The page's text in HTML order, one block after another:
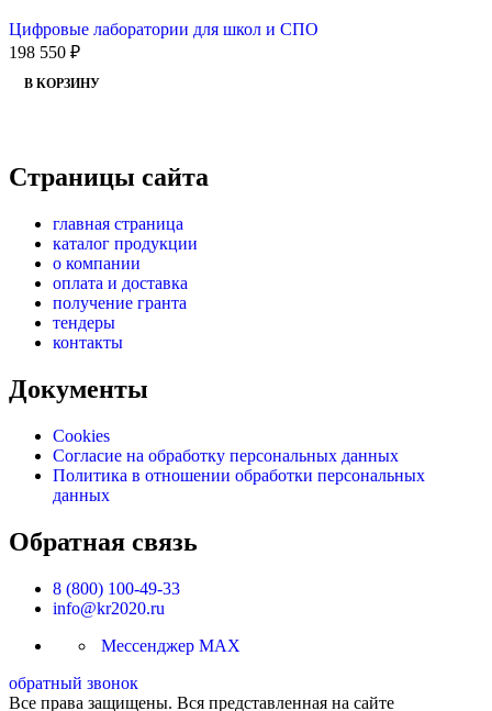
Цифровые лаборатории для школ и СПО
198 550 ₽
В КОРЗИНУ
Страницы сайта
главная страница
каталог продукции
о компании
оплата и доставка
получение гранта
тендеры
контакты
Документы
Cookies
Согласие на обработку персональных данных
Политика в отношении обработки персональных
данных
Обратная связь
8 (800) 100-49-33
info@kr2020.ru
Мессенджер MAX
обратный звонок
Все права защищены. Вся представленная на сайте